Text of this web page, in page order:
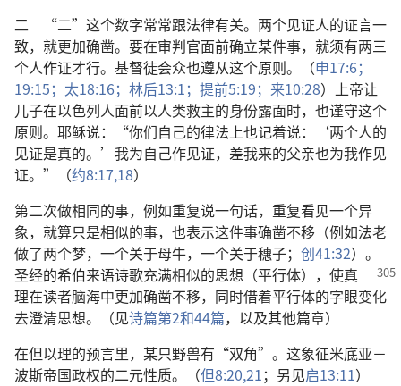
二 “二”这个数字常常跟法律有关。两个见证人的证言一
致，就更加确凿。要在审判官面前确立某件事，就须有两三
个人作证才行。基督徒会众也遵从这个原则。（申17:6；
19:15； 太18:16； 林后13:1； 提前5:19； 来10:28）上帝让
儿子在以色列人面前以人类救主的身份露面时，也谨守这个
原则。耶稣说：“你们自己的律法上也记着说：‘两个人的
见证是真的。’我为自己作见证，差我来的父亲也为我作见
证。”（约8:17,18）
第二次做相同的事，例如重复说一句话，重复看见一个异
象，就算只是相似的事，也表示这件事确凿不移（例如法老
做了两个梦，一个关于母牛，一个关于穗子； 创41:32）。
圣经的希伯来语诗歌充满相似的思想（平行体），使真
理在读者脑海中更加确凿不移，同时借着平行体的字眼变化
去澄清思想。（见诗篇第2和44篇，以及其他篇章）
在但以理的预言里，某只野兽有“双角”。这象征米底亚－
波斯帝国政权的二元性质。（但8:20,21；另见启13:11）